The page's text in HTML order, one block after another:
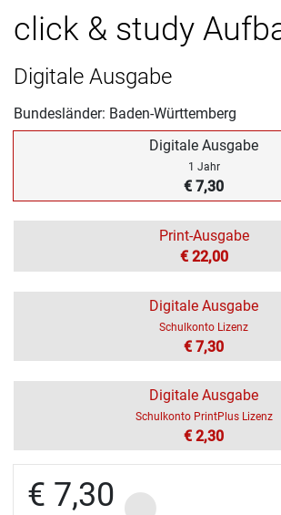
click & study
Digitale Ausgabe
Bundesländer: Baden-Württemberg
Digitale Ausgabe
1 Jahr
€ 7,30
Print-Ausgabe
€ 22,00
Digitale Ausgabe
Schulkonto Lizenz
€ 7,30
Digitale Ausgabe
Schulkonto PrintPlus Lizenz
€ 2,30
€ 7,30